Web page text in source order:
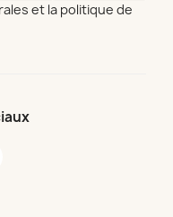
et la politique de